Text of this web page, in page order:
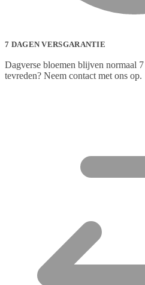
7 DAGEN VERSGARANTIE
Dagverse bloemen blijven normaal
tevreden? Neem contact met ons op.